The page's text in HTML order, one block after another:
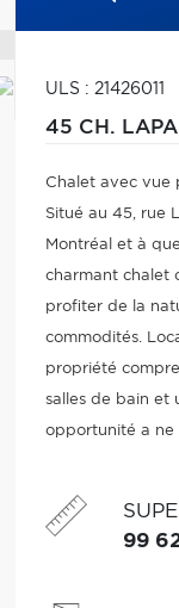
ULS : 21426011
45 CH.
Chalet avec vue
Situé au 45, rue
Montréal et à
charmant chalet
profiter de la
commodités.
propriété
salles de bain et
opportunité a ne
99